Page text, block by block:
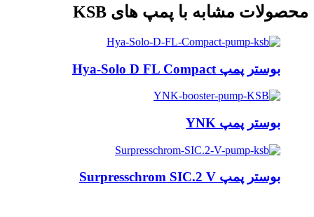
محصولات مشابه با پمپ های KSB
بوستر پمپ Hya-Solo D FL Compact
بوستر پمپ YNK
بوستر پمپ Surpresschrom SIC.2 V